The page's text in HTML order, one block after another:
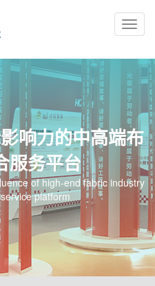
响力的中高端布
服务平台
of high-end fabric industry
platform